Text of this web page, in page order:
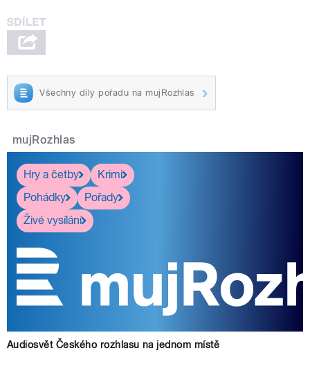
Všechny díly pořadu na mujRozhlas
mujRozhlas
Hry a četby
Krimi
Pohádky
Pořady
Živé vysílání
Audiosvět Českého rozhlasu na jednom místě